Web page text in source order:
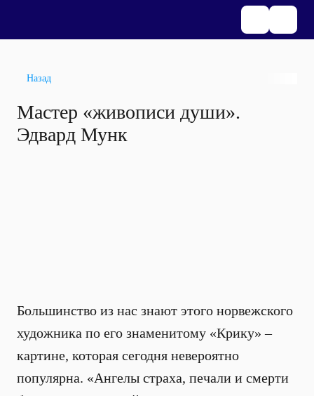
Назад
Мастер «живописи души».
Эдвард Мунк
Большинство из нас знают этого норвежского
художника по его знаменитому «Крику» –
картине, которая сегодня невероятно
популярна. «Ангелы страха, печали и смерти